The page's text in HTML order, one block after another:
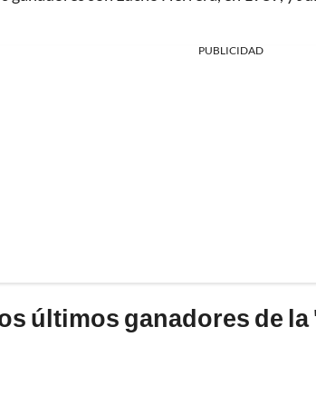
PUBLICIDAD
últimos ganadores de